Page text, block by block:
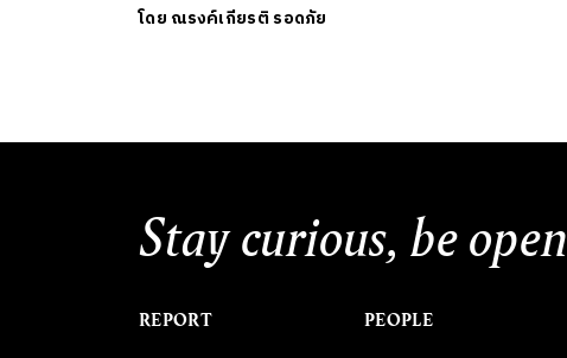
โดย ณรงค์เกียรติ รอดภัย
Stay curious, be open
REPORT PEOPLE